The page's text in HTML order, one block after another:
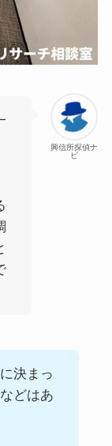
興信所探偵ナ
ビ
決まっ
どはあ